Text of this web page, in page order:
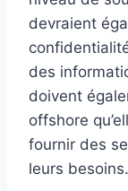
devraient
des
doivent
offshore
fournir des
leurs besoins.